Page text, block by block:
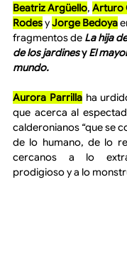
Beatriz Argüello, Arturo
Rodes y Jorge Bedoya
fragmentos de La hija
de los jardines y El
mundo.
Aurora Parrilla ha
que acerca al
calderonianos “que se
de lo humano, de lo
cercanos a lo
prodigioso y a lo